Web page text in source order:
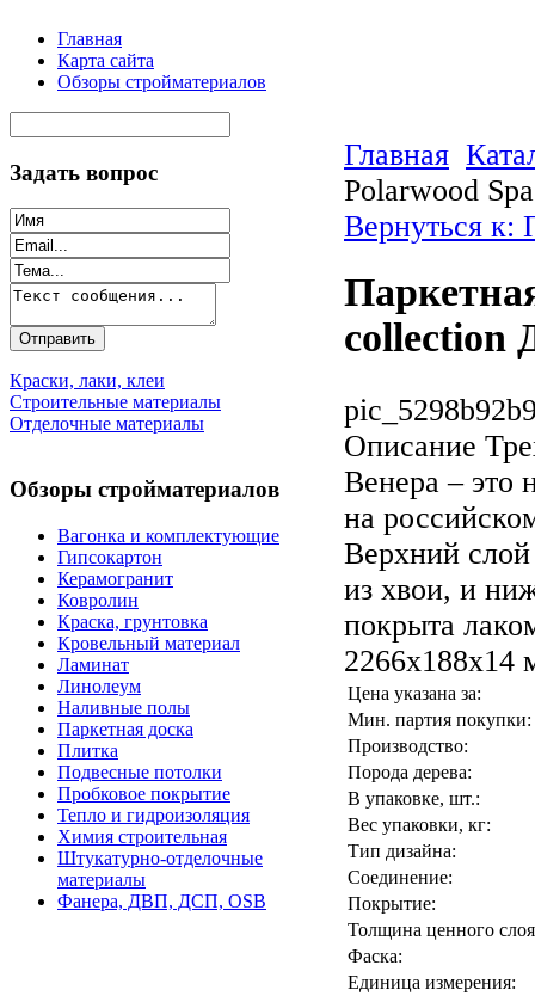
Главная
Карта сайта
Обзоры стройматериалов
Задать вопрос
Краски, лаки, клеи
Строительные материалы
Отделочные материалы
Обзоры стройматериалов
Вагонка и комплектующие
Гипсокартон
Керамогранит
Ковролин
Краска, грунтовка
Кровельный материал
Ламинат
Линолеум
Наливные полы
Паркетная доска
Плитка
Подвесные потолки
Пробковое покрытие
Тепло и гидроизоляция
Химия строительная
Штукатурно-отделочные
материалы
Фанера, ДВП, ДСП, OSB
Главная
Polarwood
Вернуться к:
collection
Описание
Венера – это
на
Верхний слой
из хвои, и
покрыта
2266х188х14
Цена указана за:
Мин. партия покупки:
Производство:
Порода дерева:
В упаковке, шт.:
Вес упаковки, кг:
Тип дизайна:
Соединение:
Покрытие:
Толщина ценного
Фаска:
Единица измерения: